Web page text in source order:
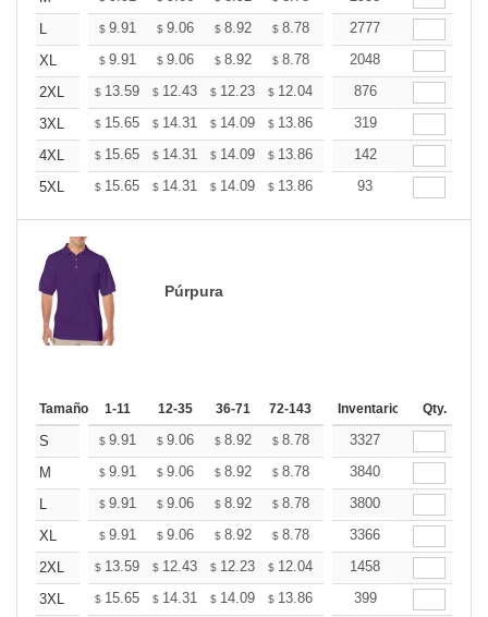
L
$ 9.91 $ 9.06 $ 8.92 $ 8.78 8.64
2777
XL
$ 9.91 $ 9.06 $ 8.92 $ 8.78 8.64
2048
2XL
$ 13.59 $ 12.43 $ 12.23 $ 12.04 11.85
876
3XL
$ 15.65 $ 14.31 $ 14.09 $ 13.86 13.64
319
4XL
$ 15.65 $ 14.31 $ 14.09 $ 13.86 13.64
142
5XL
$ 15.65 $ 14.31 $ 14.09 $ 13.86 13.64
93
Púrpura
Tamaño 1-11 12-35 36-71 72-143 144-287 288 +
Inventario Qty.
S $ 9.91 $ 9.06 $ 8.92 $ 8.78 8.64
3327
M
$ 9.91 $ 9.06 $ 8.92 $ 8.78 8.64
3840
L
$ 9.91 $ 9.06 $ 8.92 $ 8.78 8.64
3800
XL
$ 9.91 $ 9.06 $ 8.92 $ 8.78 8.64
3366
2XL
$ 13.59 $ 12.43 $ 12.23 $ 12.04 11.85
1458
3XL
$ 15.65 $ 14.31 $ 14.09 $ 13.86 13.64
399